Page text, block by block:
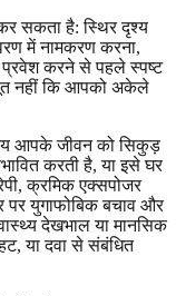
सकता है: स्थिर दृश्य
में नामकरण करना,
प्रवेश करने से पहले स्पष्ट
नहीं कि आपको अकेले
भय आपके जीवन को सिकुड़
करती है, या इसे घर
क्रमिक एक्सपोजर
पर युगाफोबिक बचाव और
देखभाल या मानसिक
या दवा से संबंधित